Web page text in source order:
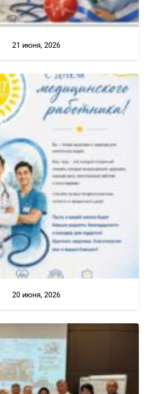
21 июня, 2026
20 июня, 2026